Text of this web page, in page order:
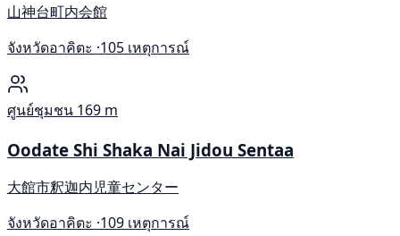
山神台町内会館
จังหวัดอาคิตะ ·105 เหตุการณ์
ศูนย์ชุมชน 169 m
Oodate Shi Shaka Nai Jidou Sentaa
大館市釈迦内児童センター
จังหวัดอาคิตะ ·109 เหตุการณ์